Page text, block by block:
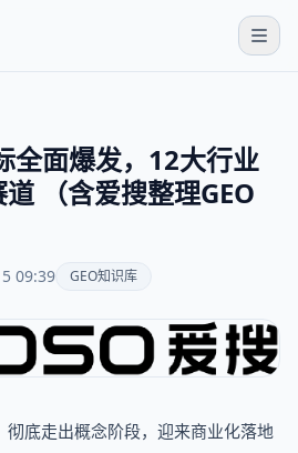
全面爆发，12大行业
（含爱搜整理GEO
09:39 GEO知识库
彻底走出概念阶段，迎来商业化落地